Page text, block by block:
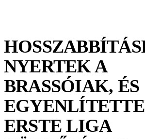
NYERTEK A
BRASSÓIAK, ÉS
ERSTE LIGA